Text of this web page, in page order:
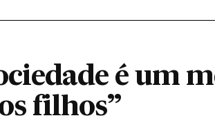
é um
filhos”